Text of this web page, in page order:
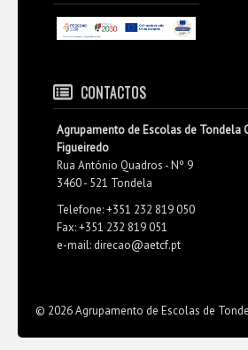
CONTACTOS
Agrupamento de Escolas de Tondela
Figueiredo
Rua António Quadros - Nº 9
3460 - 521 Tondela
Telefone: +351 232 819 050
Fax: +351 232 819 051
e-mail: direcao@aetcf.pt
© 2026 Agrupamento de Escolas de